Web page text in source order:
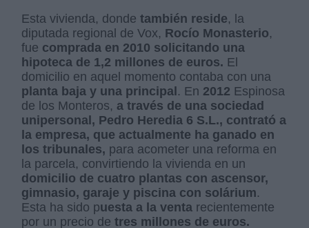
Esta vivienda, dondetambién reside, la
diputada regional de Vox, Rocío Monasterio,
fue comprada en 2010 solicitando una
hipoteca de 1,2 millones de euros. El
domicilio en aquel momento contaba con una
planta baja y una principal . En 2012 Espinosa
de los Monteros, a través de una sociedad
unipersonal, Pedro Heredia 6 S.L., contrató a
la empresa, que actualmente ha ganado en
los tribunales, para acometer una reforma en
la parcela, convirtiendo la vivienda en un
domicilio de cuatro plantas con ascensor,
gimnasio, garaje y piscina con solárium.
Esta ha sido puesta a la venta recientemente
por un precio detres millones de euros.